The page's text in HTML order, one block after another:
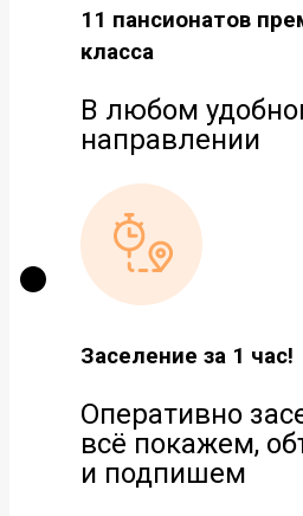
11 пансионатов
класса
В любом
направлении
Заселение за 1 час!
Оперативно
всё покажем,
и подпишем